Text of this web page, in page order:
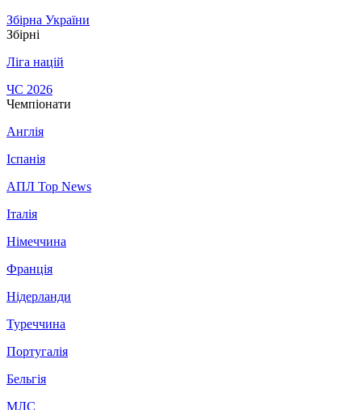
Збірна України
Збірні
Ліга націй
ЧС 2026
Чемпіонати
Англія
Іспанія
АПЛ Top News
Італія
Німеччина
Франція
Нідерланди
Туреччина
Португалія
Бельгія
МЛС